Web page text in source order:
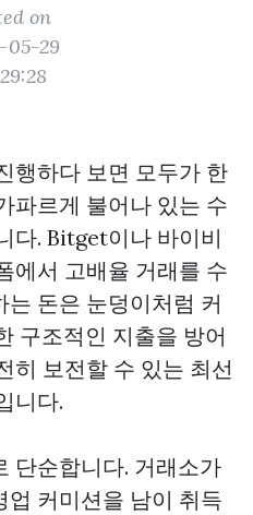
on
05-29
행하다 보면 모두가 한
파르게 불어나 있는 수
다. Bitget이나 바이비
에서 고배율 거래를 수
돈은 눈덩이처럼 커
구조적인 지출을 방어
히 보전할 수 있는 최선
니다.
단순합니다. 거래소가
커미션을 남이 취득